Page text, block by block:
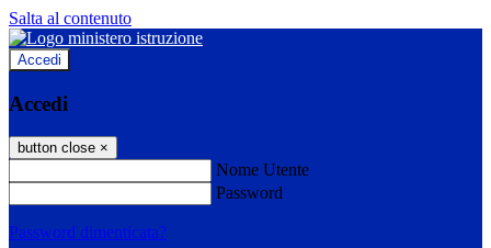
Salta al contenuto
Accedi
Accedi
button close ×
Nome Utente
Password
Password dimenticata?